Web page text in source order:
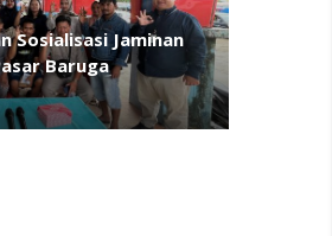
Sosialisasi Jaminan
Baruga